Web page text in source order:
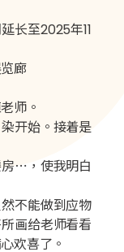
长至2025年11
廊
师。
开始。接着是
⋯，使我明白
不能做到应物
画给老师看看
欢喜了。